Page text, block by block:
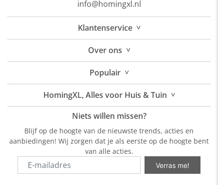
info@homingxl.nl
Klantenservice ˅
Overons ˅
Populair ˅
HomingXL, Alles voor Huis & Tuin ˅
Niets willen missen?
Blijf op de hoogte van de nieuwste trends, acties en
aanbiedingen! Wij zorgen dat je als eerste op de hoogte bent
van alle acties.
Verras me!